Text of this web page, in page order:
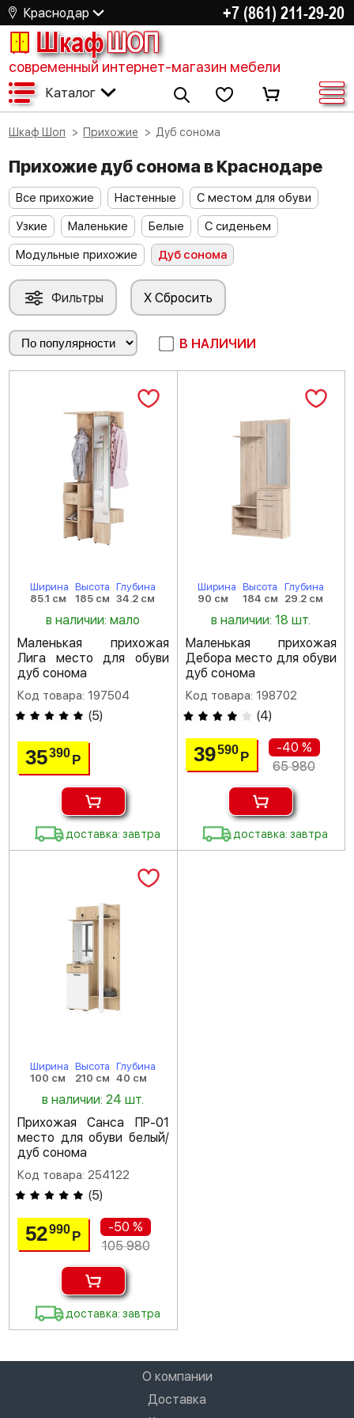
Краснодар +7 (861) 211-29-20
ШкафШОП
современный интернет-магазин мебели
Каталог
Шкаф Шоп Прихожие Дуб сонома
Прихожие дуб сонома в Краснодаре
Все прихожие Настенные
С местом для обуви
Узкие
Маленькие Белые
С сиденьем
Модульные прихожие
Дуб сонома
Фильтры X Сбросить
В НАЛИЧИИ
Ширина
85.1 см
Высота
185 см
Глубина
34.2 см
в наличии: мало
Маленькая прихожая
Лига место для обуви
дуб сонома
Код товара: 197504
(5)
35390Р
доставка: завтра
Ширина
90 см
Высота
184 см
Глубина
29.2 см
в наличии: 18 шт.
Маленькая прихожая
Дебора место для обуви
дуб сонома
Код товара: 198702
(4)
39590 Р
-40 %
65 980
доставка: завтра
Ширина
100 см
Высота
210 см
Глубина
40 см
в наличии: 24 шт.
Прихожая Санса ПР-01
место для обуви белый/
дуб сонома
Код товара: 254122
(5)
52990Р
-50 %
105 980
доставка: завтра
О компании
Доставка